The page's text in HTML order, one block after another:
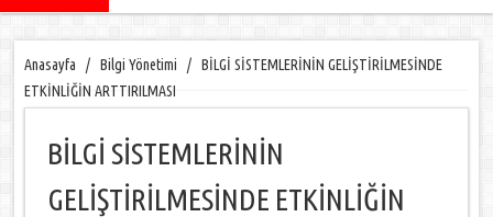
Anasayfa / Bilgi Yönetimi / BİLGİ SİSTEMLERİNİN GELİŞTİRİLMESİNDE
ETKİNLİĞİN ARTTIRILMASI
BİLGİ SİSTEMLERİNİN
GELİŞTİRİLMESİNDE ETKİNLİĞİN